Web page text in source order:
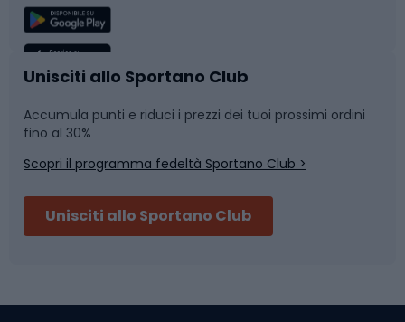
Sport di squadra
Caschi da ciclismo
Skitouring
Abbigliamento da escursionismo
Camminata nordica
Nuoto
Pattinaggio
Componenti per biciclette
Unisciti allo Sportano Club
Accumula punti e riduci i prezzi dei tuoi prossimi ordini
fino al 30%
Scopri il programma fedeltà Sportano Club >
Unisciti allo Sportano Club